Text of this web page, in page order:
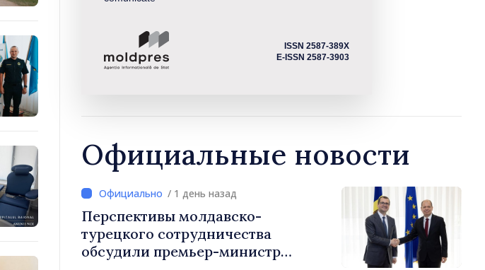
ISSN 2587-389X
E-ISSN 2587-3903
Официальные новости
/ 1 день назад
Перспективы молдавско-
турецкого сотрудничества
обсудили премьер-министр